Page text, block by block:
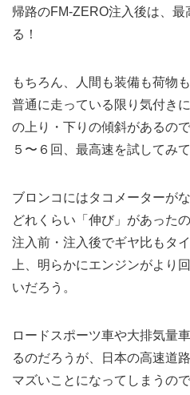
帰路のFM-ZERO注入後は、
る！
もちろん、人間も装備も荷物も
普通に走っている限り気付き
の上り・下りの傾斜があるの
５〜６回、最高速を試してみ
ブロンコにはタコメーターが
どれくらい「伸び」があった
注入前・注入後でギヤ比もタ
上、明らかにエンジンがより
いだろう。
ロードスポーツ車や大排気量
るのだろうが、日本の高速道
マズいことになってしまうの